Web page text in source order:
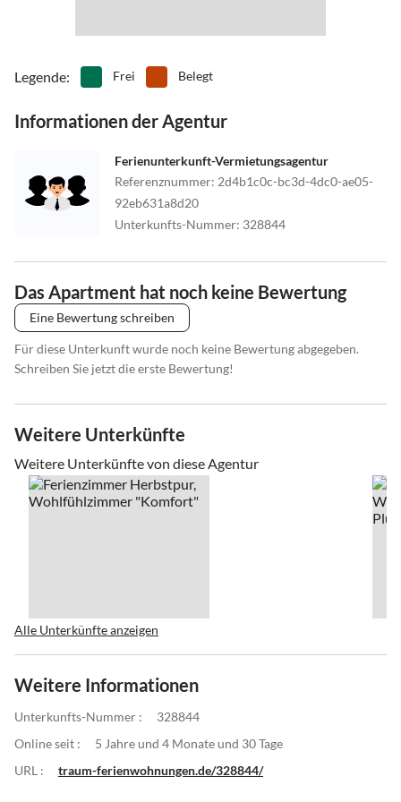
Legende: Frei Belegt
Informationen der Agentur
Ferienunterkunft-Vermietungsagentur
Referenznummer: 2d4b1c0c-bc3d-4dc0-ae05-
92eb631a8d20
Unterkunfts-Nummer: 328844
Das Apartment hat noch keine Bewertung
Eine Bewertung schreiben
Für diese Unterkunft wurde noch keine Bewertung abgegeben.
Schreiben Sie jetzt die erste Bewertung!
Weitere Unterkünfte
Weitere Unterkünfte von diese Agentur
Alle Unterkünfte anzeigen
Weitere Informationen
Unterkunfts-Nummer :
328844
Online seit :
5 Jahre und 4 Monate und 30 Tage
URL :
traum-ferienwohnungen.de/328844/